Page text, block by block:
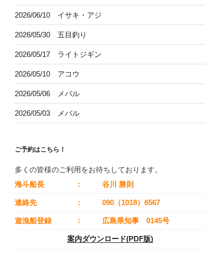
2026/06/10 イサキ・アジ
2026/05/30 五目釣り
2026/05/17 ライトジギン
2026/05/10 アコウ
2026/05/06 メバル
2026/05/03 メバル
ご予約はこちら！
多くの皆様のご利用をお待ちしております。
海斗船長
： 谷川 勝則
連絡先 ： 090（1018）6567
遊漁船登録 ： 広島県知事 0145号
案内ダウンロード(PDF版)